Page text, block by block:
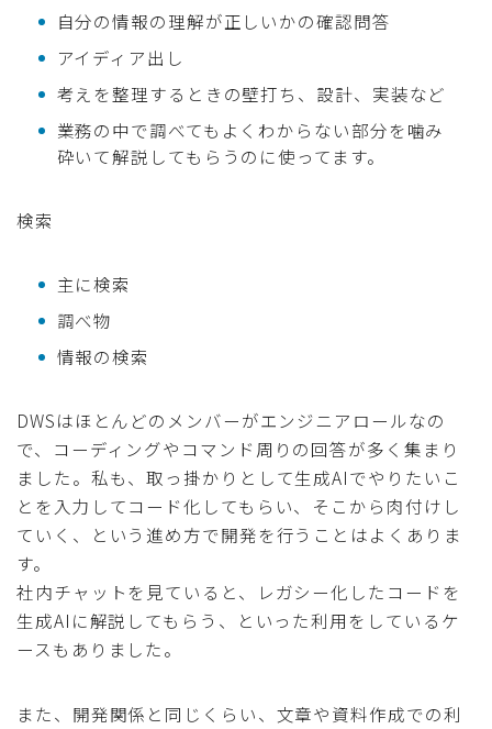
自分の情報の理解が正しいかの確認問答
アイディア出し
考えを整理するときの壁打ち、設計、実装など
業務の中で調べてもよくわからない部分を噛み
砕いて解説してもらうのに使ってます。
検索
主に検索
調べ物
情報の検索
DWSはほとんどのメンバーがエンジニアロールなの
で、コーディングやコマンド周りの回答が多く集まり
ました。私も、取っ掛かりとして生成AIでやりたいこ
とを入力してコード化してもらい、そこから肉付けし
ていく、という進め方で開発を行うことはよくありま
す。
社内チャットを見ていると、レガシー化したコードを
生成AIに解説してもらう、といった利用をしているケ
ースもありました。
また、開発関係と同じくらい、文章や資料作成での利